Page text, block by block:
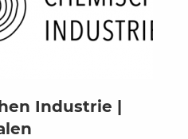
Industrie |